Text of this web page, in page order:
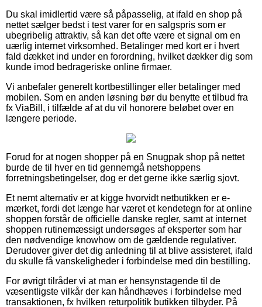
Du skal imidlertid være så påpasselig, at ifald en shop på
nettet sælger bedst i test varer for en salgspris som er
ubegribelig attraktiv, så kan det ofte være et signal om en
uærlig internet virksomhed. Betalinger med kort er i hvert
fald dækket ind under en forordning, hvilket dækker dig som
kunde imod bedrageriske online firmaer.
Vi anbefaler generelt kortbestillinger eller betalinger med
mobilen. Som en anden løsning bør du benytte et tilbud fra
fx ViaBill, i tilfælde af at du vil honorere beløbet over en
længere periode.
Forud for at nogen shopper på en Snugpak shop på nettet
burde de til hver en tid gennemgå netshoppens
forretningsbetingelser, dog er det gerne ikke særlig sjovt.
Et nemt alternativ er at kigge hvorvidt netbutikken er e-
mærket, fordi det længe har været et kendetegn for at online
shoppen forstår de officielle danske regler, samt at internet
shoppen rutinemæssigt undersøges af eksperter som har
den nødvendige knowhow om de gældende regulativer.
Derudover giver det dig anledning til at blive assisteret, ifald
du skulle få vanskeligheder i forbindelse med din bestilling.
For øvrigt tilråder vi at man er hensynstagende til de
væsentligste vilkår der kan håndhæves i forbindelse med
transaktionen, fx hvilken returpolitik butikken tilbyder. På